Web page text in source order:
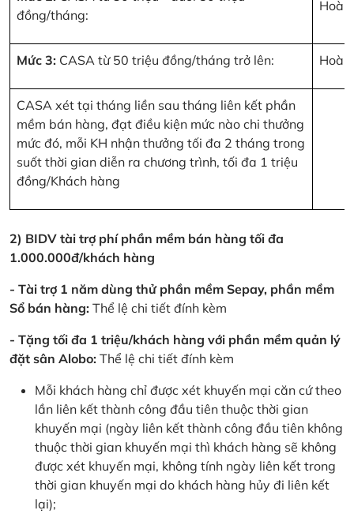
đồng/tháng:
Mức 3: CASA từ 50 triệu đồng/tháng trở lên:
CASA xét tại tháng liền sau tháng liên kết phần
mềm bán hàng, đạt điều kiện mức nào chi thưởng
mức đó, mỗi KH nhận thưởng tối đa 2 tháng trong
suốt thời gian diễn ra chương trình, tối đa 1 triệu
đồng/Khách hàng
2) BIDV tài trợ phí phần mềm bán hàng tối đa
1.000.000đ/khách hàng
- Tài trợ 1 năm dùng thử phần mềm Sepay, phần mềm
Sổ bán hàng: Thể lệ chi tiết đính kèm
- Tặng tối đa 1 triệu/khách hàng với phần mềm quản lý
đặt sân Alobo: Thể lệ chi tiết đính kèm
Mỗi khách hàng chỉ được xét khuyến mại căn cứ theo
lần liên kết thành công đầu tiên thuộc thời gian
khuyến mại (ngày liên kết thành công đầu tiên không
thuộc thời gian khuyến mại thì khách hàng sẽ không
được xét khuyến mại, không tính ngày liên kết trong
thời gian khuyến mại do khách hàng hủy đi liên kết
lại);